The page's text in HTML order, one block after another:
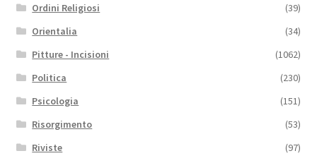
Ordini Religiosi
(39)
Orientalia
(34)
Pitture - Incisioni
(1062)
Politica
(230)
Psicologia
(151)
Risorgimento
(53)
Riviste
(97)